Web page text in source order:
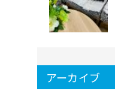
アーカイブ